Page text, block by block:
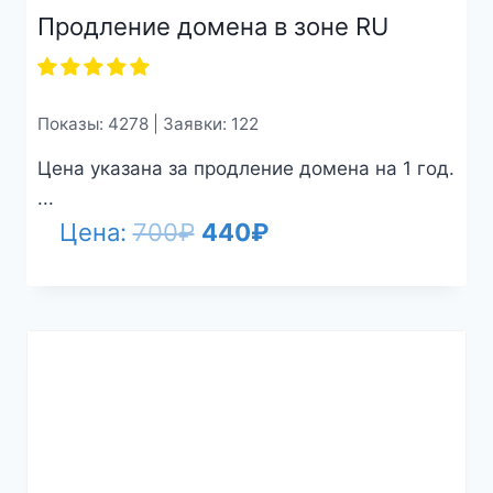
Продление домена в зоне RU
Показы: 4278 | Заявки: 122
Цена указана за продление домена на 1 год.
...
Цена:700₽ Первоначальная
440₽Текущая